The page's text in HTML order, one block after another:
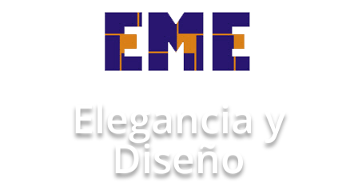
Elegancia y
Diseño